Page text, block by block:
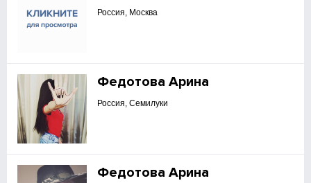
Россия, Москва
Федотова Арина
Россия, Семилуки
Федотова Арина